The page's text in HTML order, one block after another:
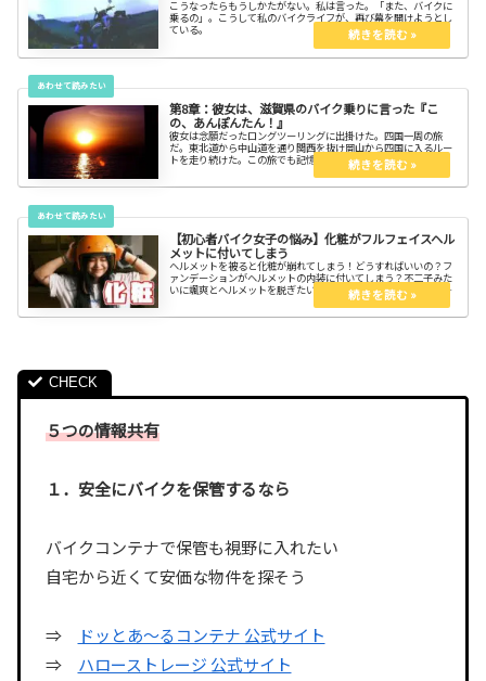
こうなったらもうしかたがない。私は言った。「また、バイクに
乗るの」。こうして私のバイクライフが、再び幕を開けようとし
ている。
第8章：彼女は、滋賀県のバイク乗りに言った『こ
の、あんぽんたん！』
彼女は念願だったロングツーリングに出掛けた。四国一周の旅
だ。東北道から中山道を通り関西を抜け岡山から四国に入るルー
トを走り続けた。この旅でも記憶に残る出会いが待っていた。
【初心者バイク女子の悩み】化粧がフルフェイスヘル
メットに付いてしまう
ヘルメットを被ると化粧が崩れてしまう！どうすればいいの？フ
ァンデーションがヘルメットの内装に付いてしまう？不二子みた
いに颯爽とヘルメットを脱ぎたいけれど、気になりますよね？ヘ
ルメットで化粧が崩れなくするコツを知れば大丈夫。ヘルメット
を脱ぐ瞬間を見せつけるのもいい。
５つの情報共有
１．安全にバイクを保管するなら
バイクコンテナで保管も視野に入れたい
自宅から近くて安価な物件を探そう
⇒
ドッとあ〜るコンテナ 公式サイト
⇒ ハローストレージ 公式サイト